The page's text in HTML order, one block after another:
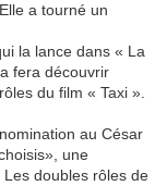
a tourné un
la lance dans « La
fera découvrir
du film « Taxi ».
au César
une
Les doubles rôles de